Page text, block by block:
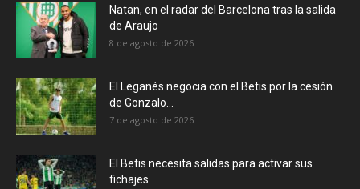
Natan, en el radar del Barcelona tras la salida
de Araujo
8 de agosto de 2026
El Leganés negocia con el Betis por la cesión
de Gonzalo...
7 de agosto de 2026
El Betis necesita salidas para activar sus
fichajes